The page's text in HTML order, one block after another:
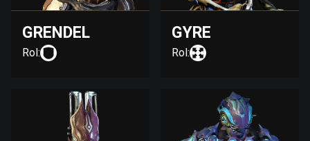
GRENDEL
Rol:
GYRE
Rol: